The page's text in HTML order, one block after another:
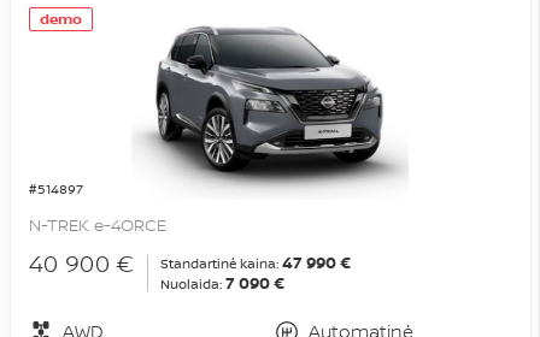
demo
#514897
N-TREK e-4ORCE
40 900 € Standartinė kaina: 47 990 €
Nuolaida: 7 090 €
AWD
Automatinė